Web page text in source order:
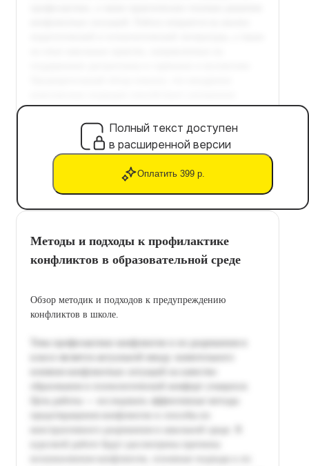
Полный текст доступен
в расширенной версии
Оплатить 399 р.
Методы и подходы к профилактике
конфликтов в образовательной среде
Обзор методик и подходов к предупреждению
конфликтов в школе.